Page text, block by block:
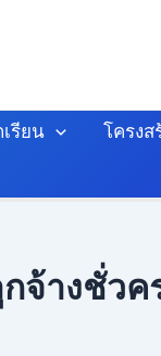
รียน โครง
จ้างชั่ว